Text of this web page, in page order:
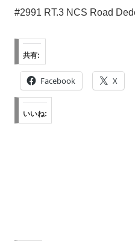
#2991 RT.3 NCS Road
共有:
Facebook X
いいね: